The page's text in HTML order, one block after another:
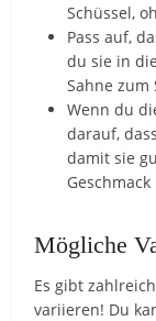
Schüssel,
Pass auf,
du sie in
Sahne zum
Wenn du
darauf,
damit sie
Mögliche
Es gibt
variieren! Du